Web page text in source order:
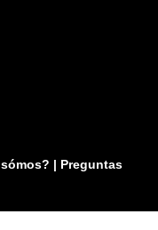
| Preguntas